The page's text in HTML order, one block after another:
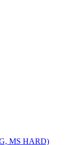
MS HARD)